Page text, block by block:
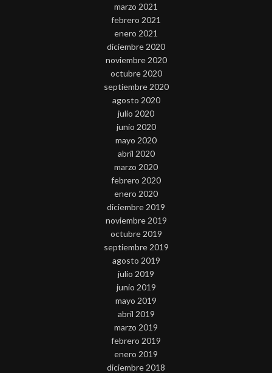
marzo 2021
febrero 2021
enero 2021
diciembre 2020
noviembre 2020
octubre 2020
septiembre 2020
agosto 2020
julio 2020
junio 2020
mayo 2020
abril 2020
marzo 2020
febrero 2020
enero 2020
diciembre 2019
noviembre 2019
octubre 2019
septiembre 2019
agosto 2019
julio 2019
junio 2019
mayo 2019
abril 2019
marzo 2019
febrero 2019
enero 2019
diciembre 2018